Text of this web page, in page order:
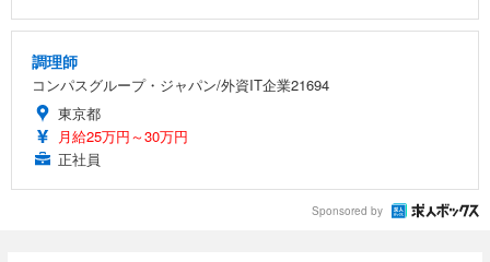
調理師
コンパスグループ・ジャパン/外資IT企業21694
東京都
月給25万円～30万円
正社員
Sponsored by